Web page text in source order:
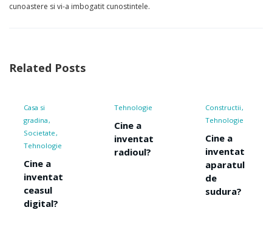
cunoastere si vi-a imbogatit cunostintele.
Related Posts
Tehnologie
Cine a
inventat
radioul?
Constructii
Cine a
inventat
Tehnologie
Cine a
inventat
becul ?